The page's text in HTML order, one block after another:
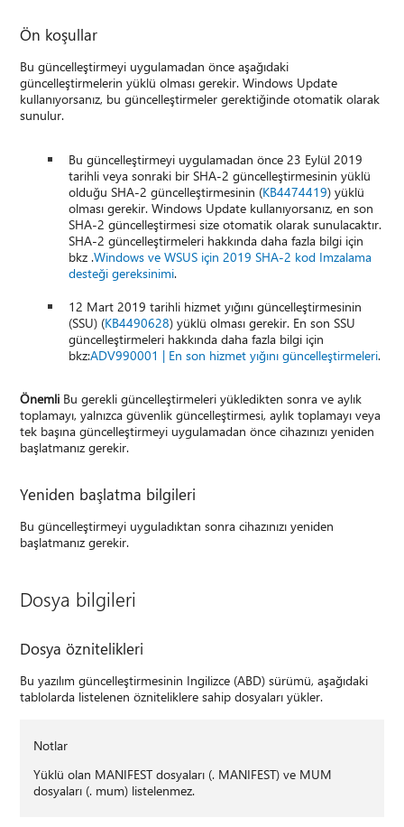
Ön koşullar
Bu güncelleştirmeyi uygulamadan önce aşağıdaki
güncelleştirmelerin yüklü olması gerekir. Windows Update
kullanıyorsanız, bu güncelleştirmeler gerektiğinde otomatik olarak
sunulur.
Bu güncelleştirmeyi uygulamadan önce 23 Eylül 2019
tarihli veya sonraki bir SHA-2 güncelleştirmesinin yüklü
olduğu SHA-2 güncelleştirmesinin (KB4474419) yüklü
olması gerekir. Windows Update kullanıyorsanız, en son
SHA-2 güncelleştirmesi size otomatik olarak sunulacaktır.
SHA-2 güncelleştirmeleri hakkında daha fazla bilgi için
bkz .Windows ve WSUS için 2019 SHA-2 kod Imzalama
desteği gereksinimi.
12 Mart 2019 tarihli hizmet yığını güncelleştirmesinin
(SSU) (KB4490628) yüklü olması gerekir. En son SSU
güncelleştirmeleri hakkında daha fazla bilgi için
bkz:ADV990001 | En son hizmet yığını güncelleştirmeleri.
Önemli Bu gerekli güncelleştirmeleri yükledikten sonra ve aylık
toplamayı, yalnızca güvenlik güncelleştirmesi, aylık toplamayı veya
tek başına güncelleştirmeyi uygulamadan önce cihazınızı yeniden
başlatmanız gerekir.
Yeniden başlatma bilgileri
Bu güncelleştirmeyi uyguladıktan sonra cihazınızı yeniden
başlatmanız gerekir.
Dosya bilgileri
Dosya öznitelikleri
Bu yazılım güncelleştirmesinin Ingilizce (ABD) sürümü, aşağıdaki
tablolarda listelenen özniteliklere sahip dosyaları yükler.
Notlar
Yüklü olan MANIFEST dosyaları (. MANIFEST) ve MUM
dosyaları (. mum) listelenmez.